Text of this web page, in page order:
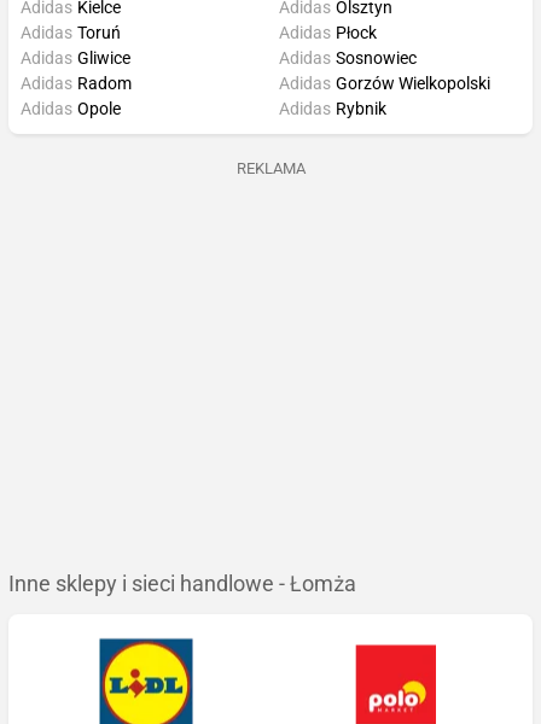
Adidas Kielce
Adidas Olsztyn
Adidas Toruń
Adidas Gliwice
Adidas Radom
Adidas Opole
Adidas Płock
Adidas Sosnowiec
Adidas Gorzów Wielkopolski
Adidas Rybnik
REKLAMA
Inne sklepy i sieci handlowe - Łomża